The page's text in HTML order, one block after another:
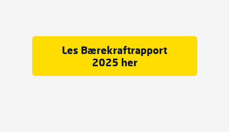
Les Bærekraftrapport
2025 her